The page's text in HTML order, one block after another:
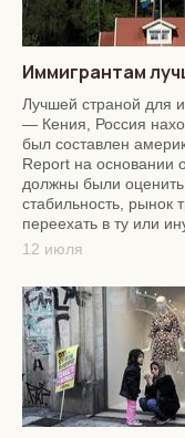
Иммигрантам
Лучшей страной для
— Кения, Россия
был составлен
Report на основании
должны были оценить
стабильность, рынок
переехать в ту или
12 июля